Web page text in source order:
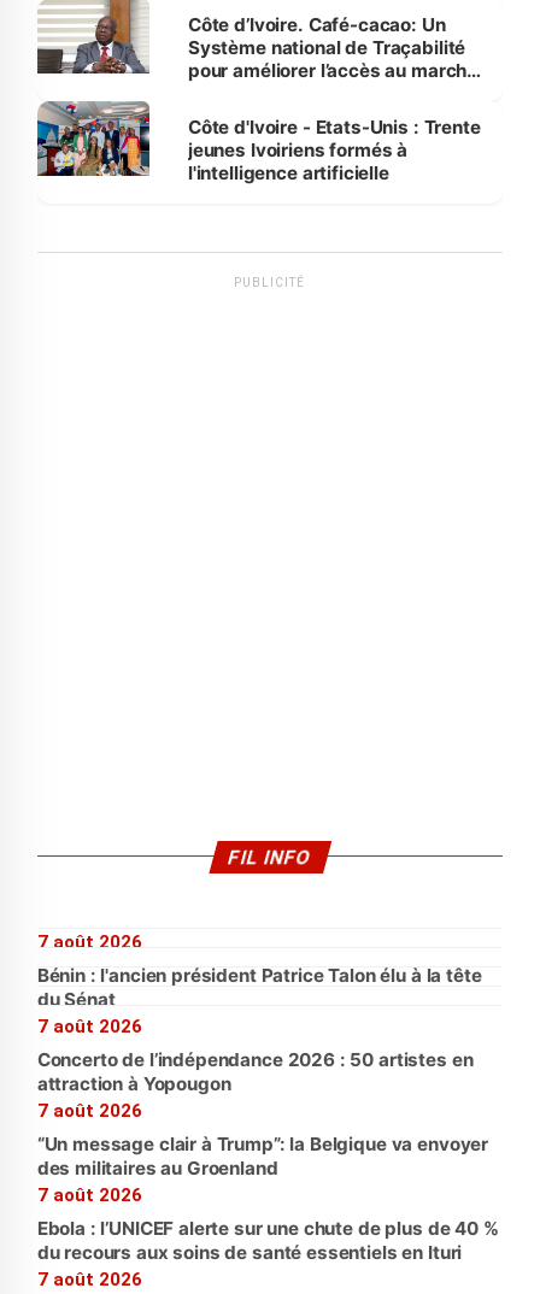
Côte d’Ivoire. Café-cacao: Un
Système national de Traçabilité
pour améliorer l’accès au marché
Côte d'Ivoire - Etats-Unis : Trente
jeunes Ivoiriens formés à
l'intelligence artificielle
PUBLICITÉ
FIL INFO
7 août 2026
Bénin : l'ancien président Patrice Talon élu à la tête
du Sénat
7 août 2026
Concerto de l’indépendance 2026 : 50 artistes en
attraction à Yopougon
7 août 2026
“Un message clair à Trump”: la Belgique va envoyer
des militaires au Groenland
7 août 2026
Ebola : l’UNICEF alerte sur une chute de plus de 40 %
du recours aux soins de santé essentiels en Ituri
7 août 2026